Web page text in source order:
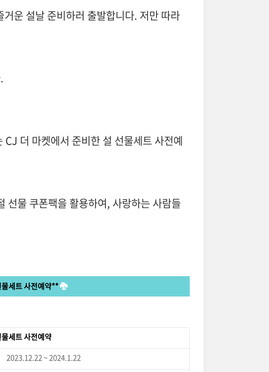
운 설날 준비하러 출발합니다. 저만 따라
더 마켓에서 준비한 설 선물세트 사전예
선물 쿠폰팩을 활용하여, 사랑하는 사람들
세트 사전예약**🐉
세트 사전예약
2023.12.22 ~ 2024.1.22